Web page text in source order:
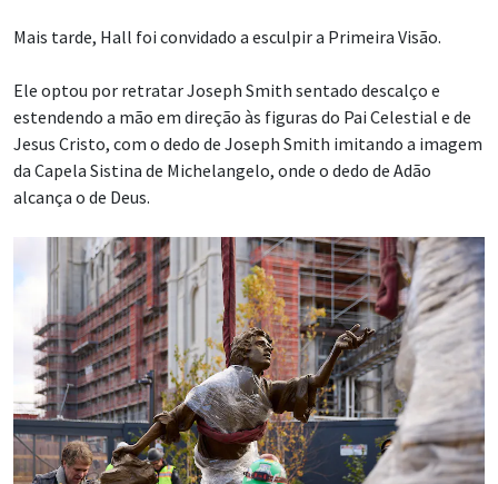
Mais tarde, Hall foi convidado a esculpir a Primeira Visão.
Ele optou por retratar Joseph Smith sentado descalço e
estendendo a mão em direção às figuras do Pai Celestial e de
Jesus Cristo, com o dedo de Joseph Smith imitando a imagem
da Capela Sistina de Michelangelo, onde o dedo de Adão
alcança o de Deus.